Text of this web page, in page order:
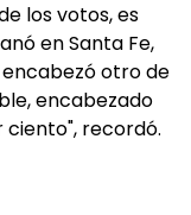
los votos, es
en Santa Fe,
encabezó otro de
encabezado
ciento", recordó.